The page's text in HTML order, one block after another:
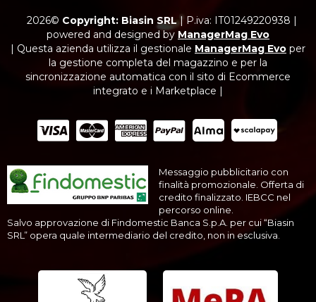
2026© Copyright: Biasin SRL| P.iva: IT01249220938 |
powered and designed by ManagerMag Evo
| Questa azienda utilizza il gestionale ManagerMag Evo per
la gestione completa del magazzino e per la
sincronizzazione automatica con il sito di Ecommerce
integrato e i Marketplace |
Messaggio pubblicitario con
finalità promozionale. Offerta di
credito finalizzato. IEBCC nel
percorso online.
Salvo approvazione di Findomestic Banca S.p.A. per cui “Biasin
SRL” opera quale intermediario del credito, non in esclusiva.